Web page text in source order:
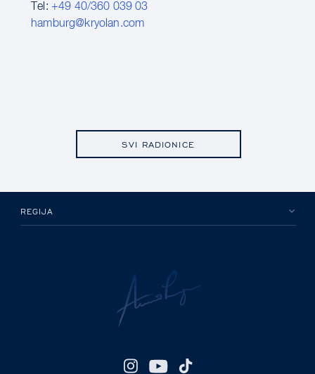
Tel: +49 40/360 039 03
hamburg@kryolan.com
SVI RADIONICE
REGIJA